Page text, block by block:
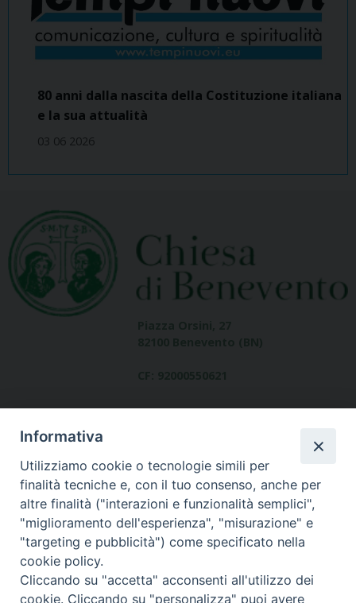
80 anni dalla nascita della Costituzione italiana
e la sua attualità
03 06 2026
Dove siamo
contatti
Informativa
Utilizziamo cookie o tecnologie simili per
finalità tecniche e, con il tuo consenso, anche per
altre finalità ("interazioni e funzionalità semplici",
"miglioramento dell'esperienza", "misurazione" e
"targeting e pubblicità") come specificato nella
cookie policy.
Cliccando su "accetta" acconsenti all'utilizzo dei
cookie. Cliccando su "personalizza" puoi avere